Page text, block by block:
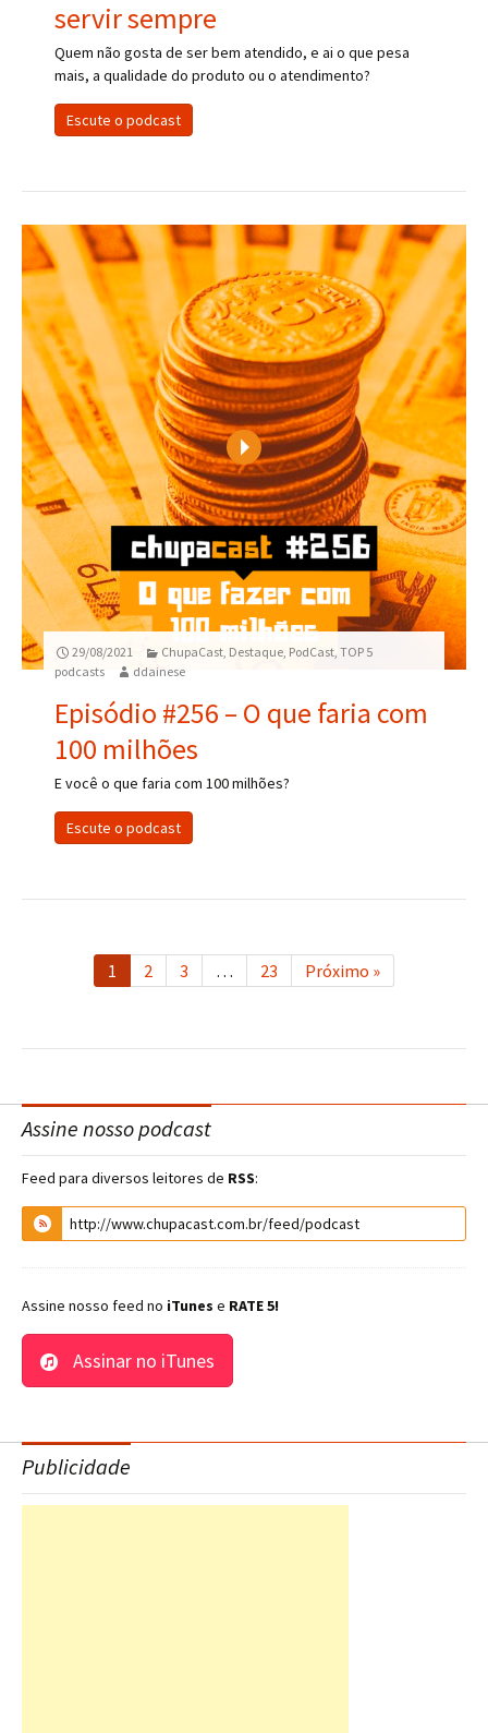
servir sempre
Quem não gosta de ser bem atendido, e ai o que pesa
mais, a qualidade do produto ou o atendimento?
Escute o podcast
Play
29/08/2021 ChupaCast Destaque PodCast ,TOP 5
podcasts
ddainese
Episódio #256 – O que faria com
100 milhões
E você o que faria com 100 milhões?
Escute o podcast
1 2 3 … 23 Próximo »
Assine nosso podcast
Feed para diversos leitores de RSS:
Assine nosso feed no iTunes e RATE 5!
Assinar no iTunes
Publicidade